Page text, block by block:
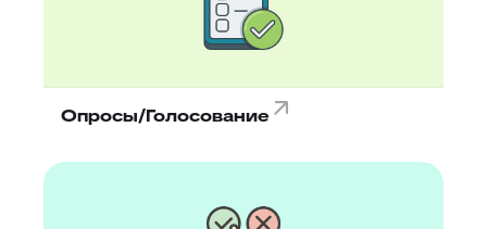
Опросы/Голосование